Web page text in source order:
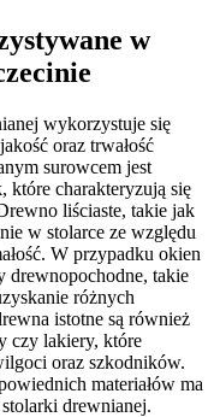
w
wykorzystuje się
oraz trwałość
surowcem jest
które charakteryzują się
liściaste, takie jak
w stolarce ze względu
W przypadku okien
drewnopochodne, takie
różnych
istotne są również
czy lakiery, które
oraz szkodników.
materiałów ma
drewnianej.